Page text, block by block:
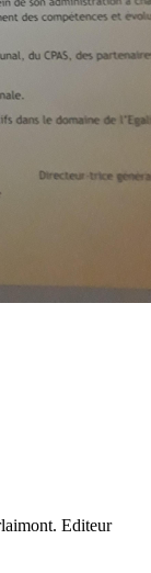
Editeur